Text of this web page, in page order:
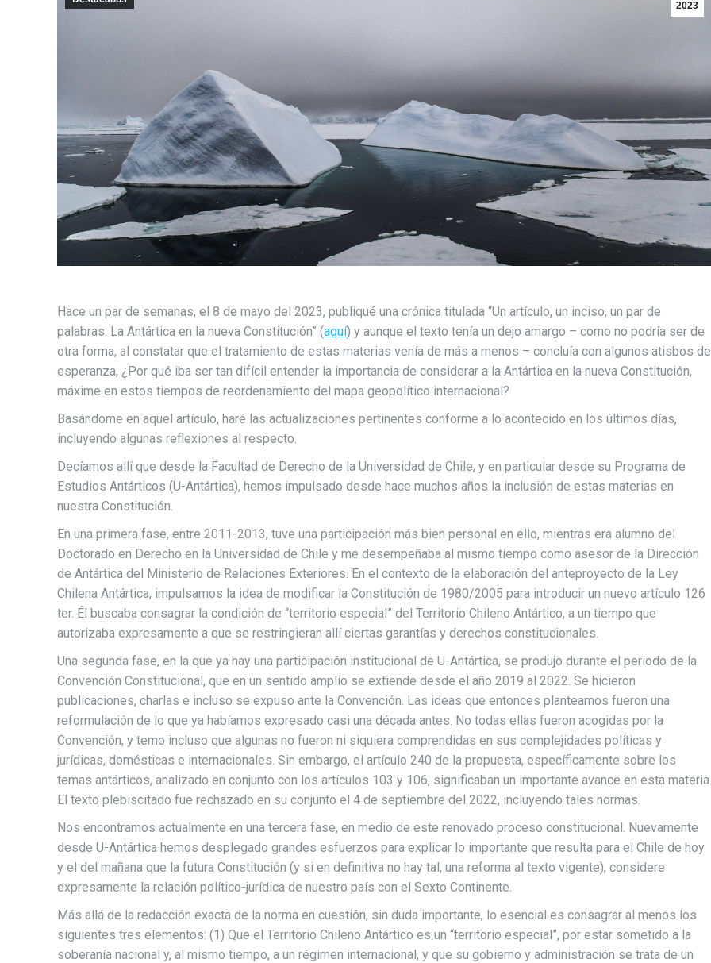
2023
Hace un par de semanas, el 8 de mayo del 2023, publiqué una crónica titulada “Un artículo, un inciso, un par de
palabras: La Antártica en la nueva Constitución” (aquí) y aunque el texto tenía un dejo amargo – como no podría ser de
otra forma, al constatar que el tratamiento de estas materias venía de más a menos – concluía con algunos atisbos de
esperanza, ¿Por qué iba ser tan difícil entender la importancia de considerar a la Antártica en la nueva Constitución,
máxime en estos tiempos de reordenamiento del mapa geopolítico internacional?
Basándome en aquel artículo, haré las actualizaciones pertinentes conforme a lo acontecido en los últimos días,
incluyendo algunas reflexiones al respecto.
Decíamos allí que desde la Facultad de Derecho de la Universidad de Chile, y en particular desde su Programa de
Estudios Antárticos (U-Antártica), hemos impulsado desde hace muchos años la inclusión de estas materias en
nuestra Constitución.
En una primera fase, entre 2011-2013, tuve una participación más bien personal en ello, mientras era alumno del
Doctorado en Derecho en la Universidad de Chile y me desempeñaba al mismo tiempo como asesor de la Dirección
de Antártica del Ministerio de Relaciones Exteriores. En el contexto de la elaboración del anteproyecto de la Ley
Chilena Antártica, impulsamos la idea de modificar la Constitución de 1980/2005 para introducir un nuevo artículo 126
ter. Él buscaba consagrar la condición de “territorio especial” del Territorio Chileno Antártico, a un tiempo que
autorizaba expresamente a que se restringieran allí ciertas garantías y derechos constitucionales.
Una segunda fase, en la que ya hay una participación institucional de U-Antártica, se produjo durante el periodo de la
Convención Constitucional, que en un sentido amplio se extiende desde el año 2019 al 2022. Se hicieron
publicaciones, charlas e incluso se expuso ante la Convención. Las ideas que entonces planteamos fueron una
reformulación de lo que ya habíamos expresado casi una década antes. No todas ellas fueron acogidas por la
Convención, y temo incluso que algunas no fueron ni siquiera comprendidas en sus complejidades políticas y
jurídicas, domésticas e internacionales. Sin embargo, el artículo 240 de la propuesta, específicamente sobre los
temas antárticos, analizado en conjunto con los artículos 103 y 106, significaban un importante avance en esta materia.
El texto plebiscitado fue rechazado en su conjunto el 4 de septiembre del 2022, incluyendo tales normas.
Nos encontramos actualmente en una tercera fase, en medio de este renovado proceso constitucional. Nuevamente
desde U-Antártica hemos desplegado grandes esfuerzos para explicar lo importante que resulta para el Chile de hoy
y el del mañana que la futura Constitución (y si en definitiva no hay tal, una reforma al texto vigente), considere
expresamente la relación político-jurídica de nuestro país con el Sexto Continente.
Más allá de la redacción exacta de la norma en cuestión, sin duda importante, lo esencial es consagrar al menos los
siguientes tres elementos: (1) Que el Territorio Chileno Antártico es un “territorio especial”, por estar sometido a la
soberanía nacional y, al mismo tiempo, a un régimen internacional, y que su gobierno y administración se trata de un